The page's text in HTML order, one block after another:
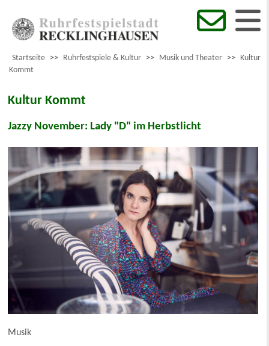
Startseite >> Ruhrfestspiele & Kultur >> Musik und Theater >> Kultur
Kommt
Kultur Kommt
Jazzy November: Lady "D" im Herbstlicht
Musik